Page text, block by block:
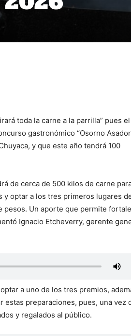
toda la carne a la parrilla” pues el
gastronómico “Osorno
y que este año tendrá 100
de cerca de 500 kilos de carne
optar a los tres primeros lugares
pesos. Un aporte que permite
Ignacio Etcheverry, gerente
a uno de los tres premios,
estas preparaciones, pues, una vez
y regalados al público.